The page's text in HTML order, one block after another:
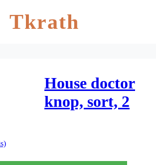
Tkrath
House doctor
knop, sort, 2